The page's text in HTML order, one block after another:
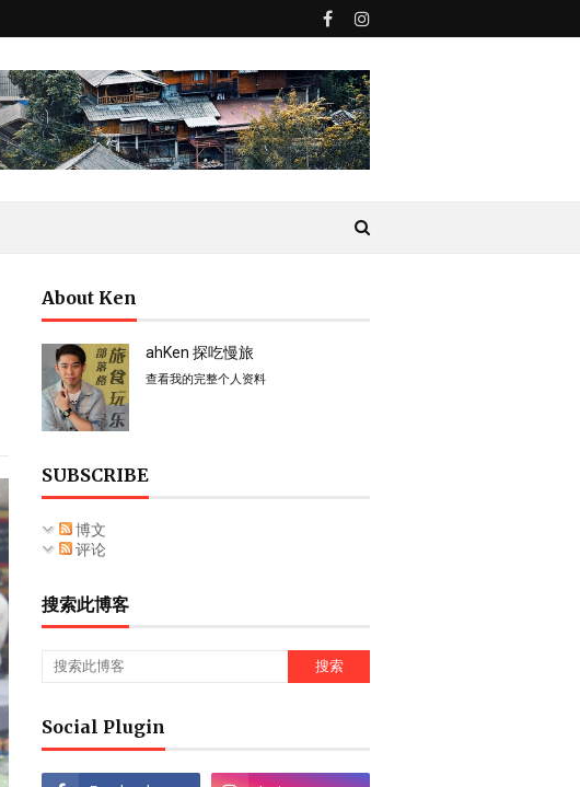
About Ken
ahKen 探吃慢旅
查看我的完整个人资料
SUBSCRIBE
博文
评论
搜索此博客
Social Plugin